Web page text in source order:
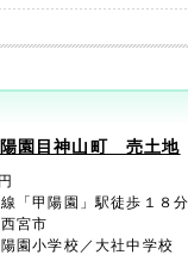
園目神山町 売土地
円
「甲陽園」駅徒歩１８
宮市
園小学校／大社中学校